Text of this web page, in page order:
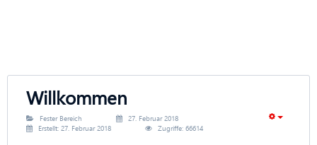
Willkommen
Fester Bereich
27. Februar 2018
Erstellt: 27. Februar 2018
Zugriffe: 66614